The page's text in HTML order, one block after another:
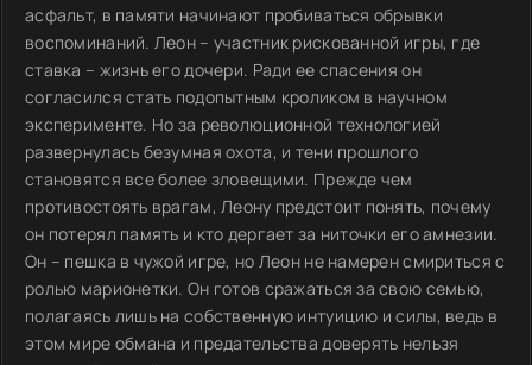
асфальт, в памяти начинают пробиваться обрывки
воспоминаний. Леон – участник рискованной игры, где
ставка – жизнь его дочери. Ради ее спасения он
согласился стать подопытным кроликом в научном
эксперименте. Но за революционной технологией
развернулась безумная охота, и тени прошлого
становятся все более зловещими. Прежде чем
противостоять врагам, Леону предстоит понять, почему
он потерял память и кто дергает за ниточки его амнезии.
Он – пешка в чужой игре, но Леон не намерен смириться с
ролью марионетки. Он готов сражаться за свою семью,
полагаясь лишь на собственную интуицию и силы, ведь в
этом мире обмана и предательства доверять нельзя